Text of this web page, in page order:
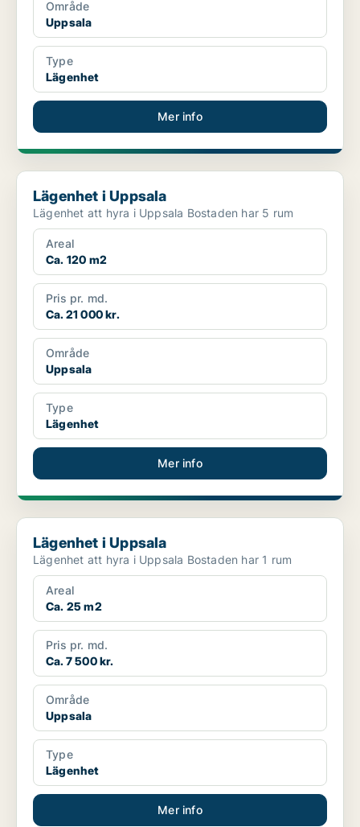
Område
Uppsala
Type
Lägenhet
Mer info
Lägenhet i Uppsala
Lägenhet i Uppsala
Lägenhet att hyra i Uppsala Bostaden har 5 rum
Areal
Ca. 120 m2
Pris pr. md.
Ca. 21 000 kr.
Område
Uppsala
Type
Lägenhet
Mer info
Lägenhet i Uppsala
Lägenhet i Uppsala
Lägenhet att hyra i Uppsala Bostaden har 1 rum
Areal
Ca. 25 m2
Pris pr. md.
Ca. 7 500 kr.
Område
Uppsala
Type
Lägenhet
Mer info